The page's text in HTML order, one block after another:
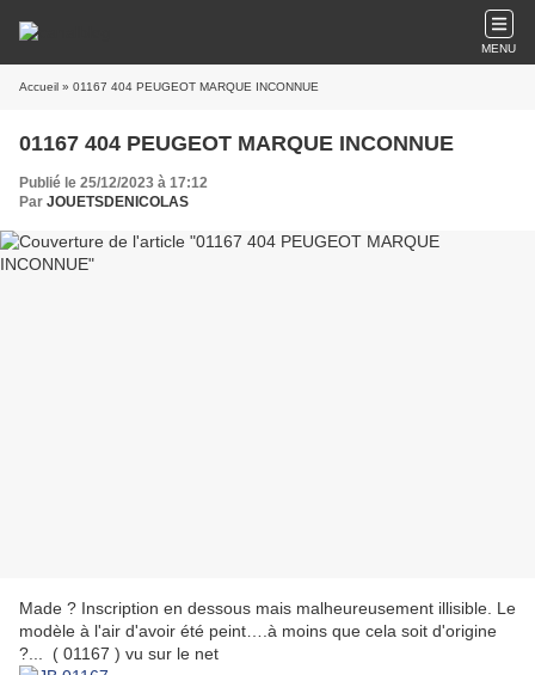
MENU
Accueil » 01167 404 PEUGEOT MARQUE INCONNUE
01167 404 PEUGEOT MARQUE INCONNUE
Publié le 25/12/2023 à 17:12
Par JOUETSDENICOLAS
Made ? Inscription en dessous mais malheureusement illisible. Le
modèle à l'air d'avoir été peint….à moins que cela soit d'origine
?... ( 01167 ) vu sur le net